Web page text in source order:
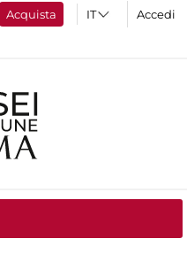
Acquista Accedi